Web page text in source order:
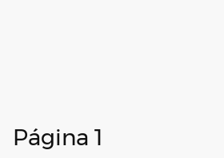
Página 1